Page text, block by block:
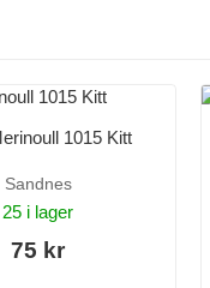
1015 Kitt
Sandnes
25 i lager
75 kr